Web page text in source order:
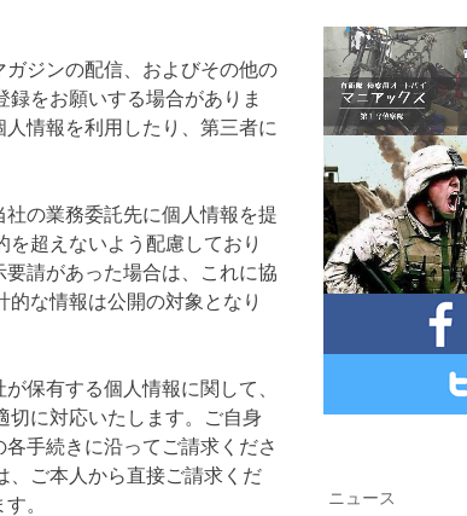
ジンの配信、およびその他の
をお願いする場合がありま
情報を利用したり、第三者に
の業務委託先に個人情報を提
超えないよう配慮しており
請があった場合は、これに協
な情報は公開の対象となり
保有する個人情報に関して、
切に対応いたします。ご自身
手続きに沿ってご請求くださ
、ご本人から直接ご請求くだ
。
ニュース